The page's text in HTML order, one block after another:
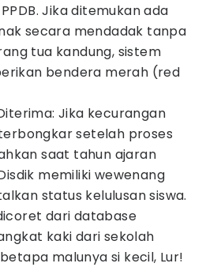
Jika ditemukan ada
secara mendadak tanpa
tua kandung, sistem
bendera merah (red
Jika kecurangan
setelah proses
saat tahun ajaran
memiliki wewenang
status kelulusan siswa.
dari database
kaki dari sekolah
malunya si kecil, Lur!